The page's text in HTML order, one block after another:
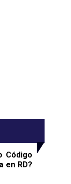
Código
en RD?